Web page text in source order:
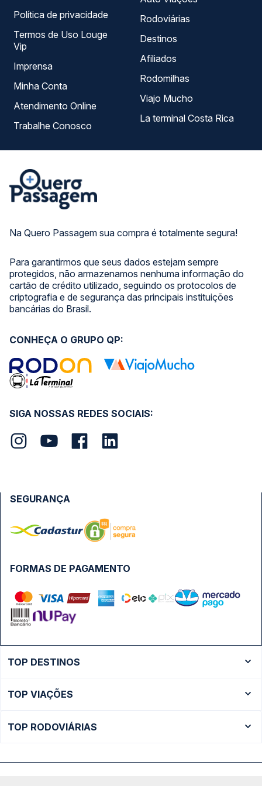
Na Quero Passagem sua compra é totalmente segura!
Para garantirmos que seus dados estejam sempre
protegidos, não armazenamos nenhuma informação do
cartão de crédito utilizado, seguindo os protocolos de
criptografia e de segurança das principais instituições
bancárias do Brasil.
Política de privacidade
Termos de Uso Louge
Vip
Imprensa
Minha Conta
Atendimento Online
Trabalhe Conosco
Rodoviárias
Destinos
Afiliados
Rodomilhas
Viajo Mucho
La terminal Costa Rica
SIGA NOSSAS REDES SOCIAIS:
CONHEÇA O GRUPO QP:
FORMAS DE PAGAMENTO
SEGURANÇA
TOP DESTINOS
Ônibus São Paulo
TOP VIAÇÕES
TOP RODOVIÁRIAS